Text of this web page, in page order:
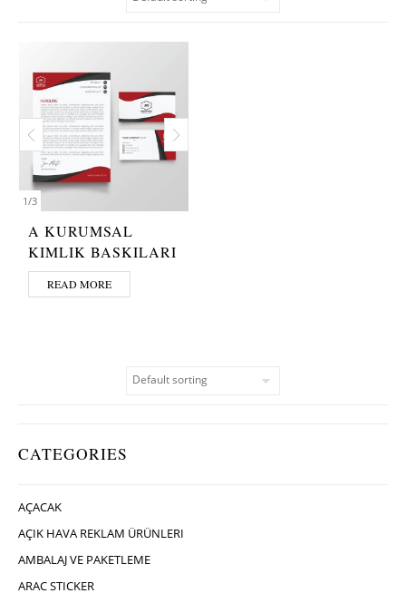
CATEGORIES
AÇACAK
AÇIK HAVA REKLAM ÜRÜNLERI
AMBALAJ VE PAKETLEME
ARAC STICKER
1/3
A KURUMSAL
KIMLIK BASKILARI
READ MORE